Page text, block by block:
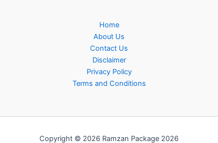
Home
About Us
Contact Us
Disclaimer
Privacy Policy
Terms and Conditions
Copyright © 2026 Ramzan Package 2026